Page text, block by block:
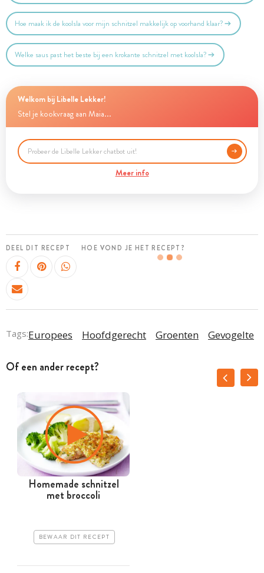
Hoe maak ik de koolsla voor mijn schnitzel makkelijk op voorhand klaar?
Welke saus past het beste bij een krokante schnitzel met koolsla?
Welkom bij Libelle Lekker!
Stel je kookvraag aan Maia...
Meer info
DEEL DIT RECEPT HOE VOND JE HET RECEPT?
Tags:Europees Hoofdgerecht Groenten Gevogelte
Of een ander recept?
Homemade schnitzel
met broccoli
BEWAAR DIT RECEPT